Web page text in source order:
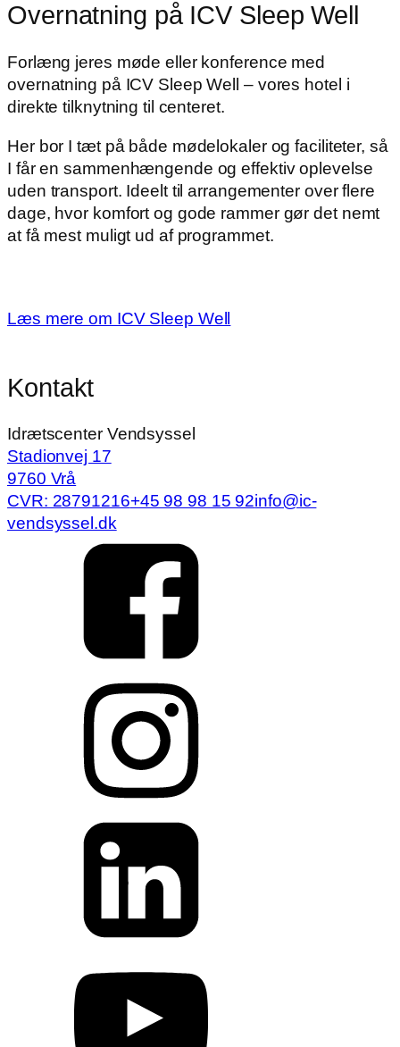
Overnatning på ICV Sleep Well
Forlæng jeres møde eller konference med
overnatning på ICV Sleep Well – vores hotel i
direkte tilknytning til centeret.
Her bor I tæt på både mødelokaler og faciliteter, så
I får en sammenhængende og effektiv oplevelse
uden transport. Ideelt til arrangementer over flere
dage, hvor komfort og gode rammer gør det nemt
at få mest muligt ud af programmet.
Læs mere om ICV Sleep Well
Kontakt
Idrætscenter Vendsyssel
Stadionvej 17
9760 Vrå
CVR: 28791216+45 98 98 15 92info@ic-
vendsyssel.dk